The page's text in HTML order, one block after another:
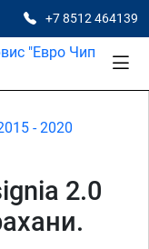
+7 8512 464139
- 2020
2.0